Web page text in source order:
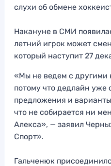
слухи об обмене
Накануне в СМИ
летний игрок может
который наступит 27
«Мы не ведем с другими
потому что дедлайн уже
предложения и
что не собирается ни
Алекса», — заявил
Спорт».
Гальченюк